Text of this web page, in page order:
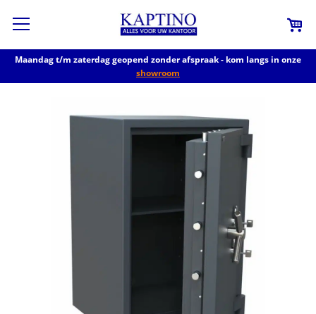
Maandag t/m zaterdag geopend zonder afspraak - kom langs in onze
showroom